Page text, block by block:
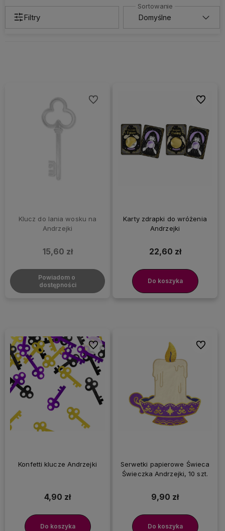
Filtry
Klucz do lania wosku na
Andrzejki
15,60 zł
Powiadom o
dostępności
Do ulubionych
Karty zdrapki do wróżenia
Andrzejki
22,60 zł
Do koszyka
Do
Konfetti klucze Andrzejki
4,90 zł
Do koszyka
Do ulubionych
Serwetki papierowe Świeca
Świeczka Andrzejki, 10 szt.
9,90 zł
Do koszyka
Do